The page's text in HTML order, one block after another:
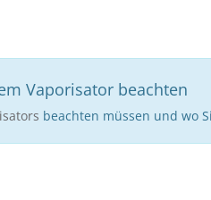
Vaporisator beachten
beachten müssen und wo